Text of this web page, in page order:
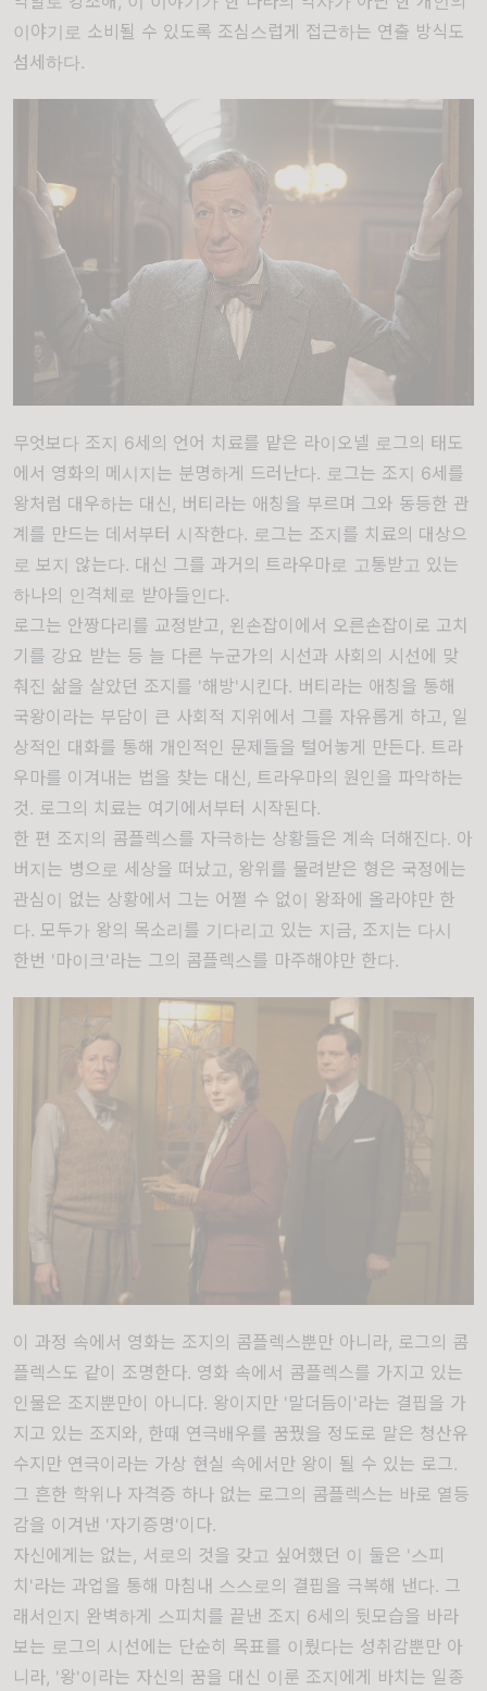
이야기로 소비될 수 있도록 조심스럽게 접근하는 연출 방식도
섬세하다.
무엇보다 조지 6세의 언어 치료를 맡은 라이오넬 로그의 태도
에서 영화의 메시지는 분명하게 드러난다. 로그는 조지 6세를
왕처럼 대우하는 대신, 버티라는 애칭을 부르며 그와 동등한 관
계를 만드는 데서부터 시작한다. 로그는 조지를 치료의 대상으
로 보지 않는다. 대신 그를 과거의 트라우마로 고통받고 있는
하나의 인격체로 받아들인다.
로그는 안짱다리를 교정받고, 왼손잡이에서 오른손잡이로 고치
기를 강요 받는 등 늘 다른 누군가의 시선과 사회의 시선에 맞
춰진 삶을 살았던 조지를 '해방'시킨다. 버티라는 애칭을 통해
국왕이라는 부담이 큰 사회적 지위에서 그를 자유롭게 하고, 일
상적인 대화를 통해 개인적인 문제들을 털어놓게 만든다. 트라
우마를 이겨내는 법을 찾는 대신, 트라우마의 원인을 파악하는
것. 로그의 치료는 여기에서부터 시작된다.
한 편 조지의 콤플렉스를 자극하는 상황들은 계속 더해진다. 아
버지는 병으로 세상을 떠났고, 왕위를 물려받은 형은 국정에는
관심이 없는 상황에서 그는 어쩔 수 없이 왕좌에 올라야만 한
다. 모두가 왕의 목소리를 기다리고 있는 지금, 조지는 다시
한번 '마이크'라는 그의 콤플렉스를 마주해야만 한다.
이 과정 속에서 영화는 조지의 콤플렉스뿐만 아니라, 로그의 콤
플렉스도 같이 조명한다. 영화 속에서 콤플렉스를 가지고 있는
인물은 조지뿐만이 아니다. 왕이지만 '말더듬이'라는 결핍을 가
지고 있는 조지와, 한때 연극배우를 꿈꿨을 정도로 말은 청산유
수지만 연극이라는 가상 현실 속에서만 왕이 될 수 있는 로그.
그 흔한 학위나 자격증 하나 없는 로그의 콤플렉스는 바로 열등
감을 이겨낸 '자기증명'이다.
자신에게는 없는, 서로의 것을 갖고 싶어했던 이 둘은 '스피
치'라는 과업을 통해 마침내 스스로의 결핍을 극복해 낸다. 그
래서인지 완벽하게 스피치를 끝낸 조지 6세의 뒷모습을 바라
보는 로그의 시선에는 단순히 목표를 이뤘다는 성취감뿐만 아
니라, '왕'이라는 자신의 꿈을 대신 이룬 조지에게 바치는 일종